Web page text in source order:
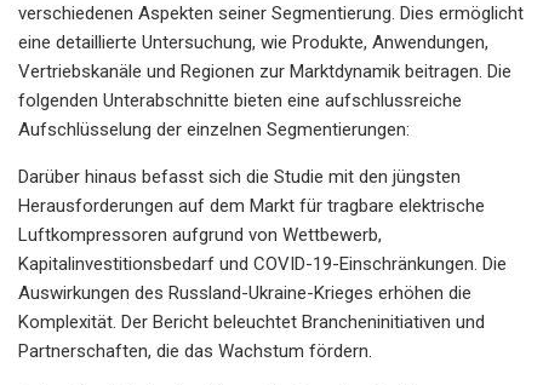
verschiedenen Aspekten seiner Segmentierung. Dies ermöglicht
eine detaillierte Untersuchung, wie Produkte, Anwendungen,
Vertriebskanäle und Regionen zur Marktdynamik beitragen. Die
folgenden Unterabschnitte bieten eine aufschlussreiche
Aufschlüsselung der einzelnen Segmentierungen:
Darüber hinaus befasst sich die Studie mit den jüngsten
Herausforderungen auf dem Markt für tragbare elektrische
Luftkompressoren aufgrund von Wettbewerb,
Kapitalinvestitionsbedarf und COVID-19-Einschränkungen. Die
Auswirkungen des Russland-Ukraine-Krieges erhöhen die
Komplexität. Der Bericht beleuchtet Brancheninitiativen und
Partnerschaften, die das Wachstum fördern.